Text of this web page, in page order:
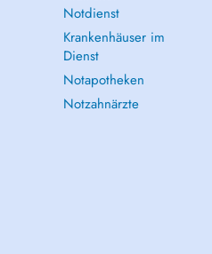
Notdienst
Krankenhäuser im
Dienst
Notapotheken
Notzahnärzte